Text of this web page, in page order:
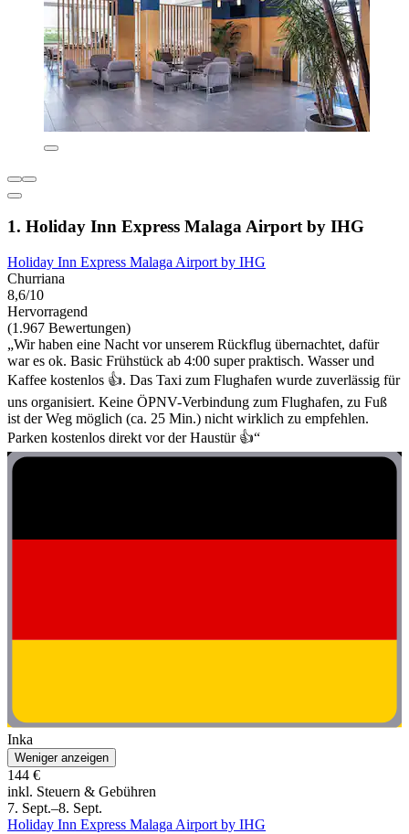
1. Holiday Inn Express Malaga Airport by IHG
Holiday Inn Express Malaga Airport by IHG
Churriana
8,6/10
Hervorragend
(1.967 Bewertungen)
„Wir haben eine Nacht vor unserem Rückflug übernachtet, dafür
war es ok. Basic Frühstück ab 4:00 super praktisch. Wasser und
Kaffee kostenlos 👍. Das Taxi zum Flughafen wurde zuverlässig für
uns organisiert. Keine ÖPNV-Verbindung zum Flughafen, zu Fuß
ist der Weg möglich (ca. 25 Min.) nicht wirklich zu empfehlen.
Parken kostenlos direkt vor der Haustür 👍“
Inka
Weniger anzeigen
144 €
inkl. Steuern & Gebühren
7. Sept.–8. Sept.
Holiday Inn Express Malaga Airport by IHG